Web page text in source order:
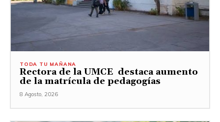
TODA TU MAÑANA
Rectora de la UMCE destaca aumento
de la matrícula de pedagogías
8 Agosto, 2026